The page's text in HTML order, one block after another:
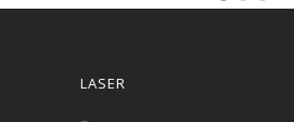
LASER